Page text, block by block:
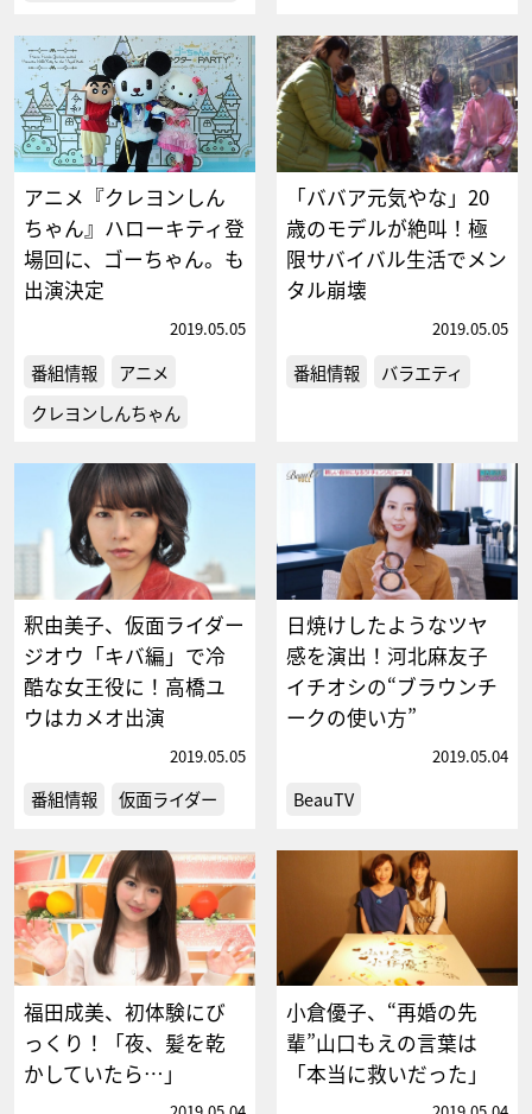
アニメ『クレヨンしん
ちゃん』ハローキティ登
場回に、ゴーちゃん。も
出演決定
2019.05.05
番組情報
アニメ
クレヨンしんちゃん
「ババア元気やな」20
歳のモデルが絶叫！極
限サバイバル生活でメン
タル崩壊
2019.05.05
番組情報 バラエティ
釈由美子、仮面ライダー
ジオウ「キバ編」で冷
酷な女王役に！高橋ユ
ウはカメオ出演
2019.05.05
番組情報 仮面ライダー
日焼けしたようなツヤ
感を演出！河北麻友子
イチオシの“ブラウンチ
ークの使い方”
2019.05.04
BeauTV
福田成美、初体験にび
っくり！「夜、髪を乾
かしていたら…」
小倉優子、“再婚の先
輩”山口もえの言葉は
「本当に救いだった」